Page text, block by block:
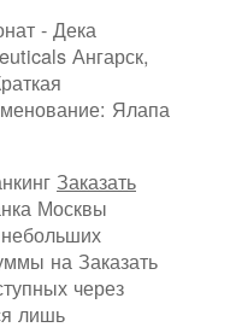
- Дека
Ангарск,
Ялапа
Заказать
Москвы
на Заказать
через
лишь